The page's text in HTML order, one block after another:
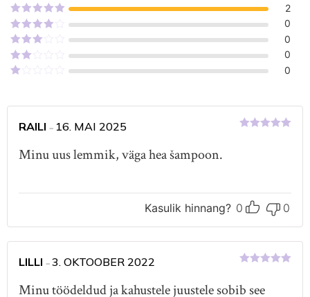
Hinnanguga
5
/ 5
2
Hinnanguga
/ 5
0
Hinnanguga
3
0
Hinnanguga
0
/
0
RAILI – 16. MAI 2025
Minu uus lemmik, väga hea šampoon.
Kasulik hinnang? 0 0
LILLI –3. OKTOOBER 2022
Minu töödeldud ja kahustele juustele sobib see